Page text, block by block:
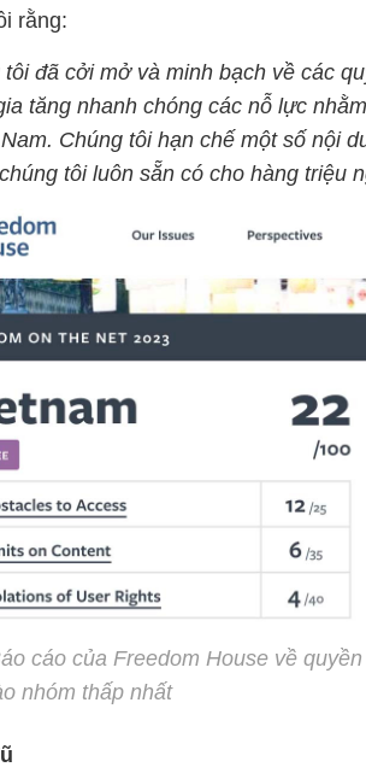
rằng:
tôi đã cởi mở và minh bạch về các
tăng nhanh chóng các nỗ lực
Chúng tôi hạn chế một số nội
tôi luôn sẵn có cho hàng triệu
cáo của Freedom House về
nhóm thấp nhất